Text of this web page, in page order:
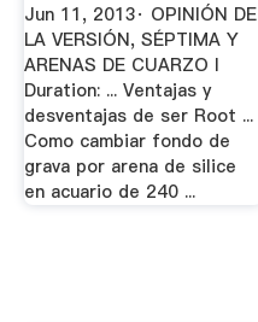
Jun 11, 2013· OPINIÓN DE
LA VERSIÓN, SÉPTIMA Y
ARENAS DE CUARZO l
Duration: ... Ventajas y
desventajas de ser Root ...
Como cambiar fondo de
grava por arena de silice
en acuario de 240 ...